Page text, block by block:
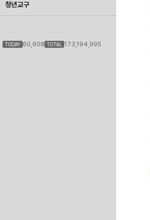
청년교구
TODAY 60,608 TOTAL 173,194,995